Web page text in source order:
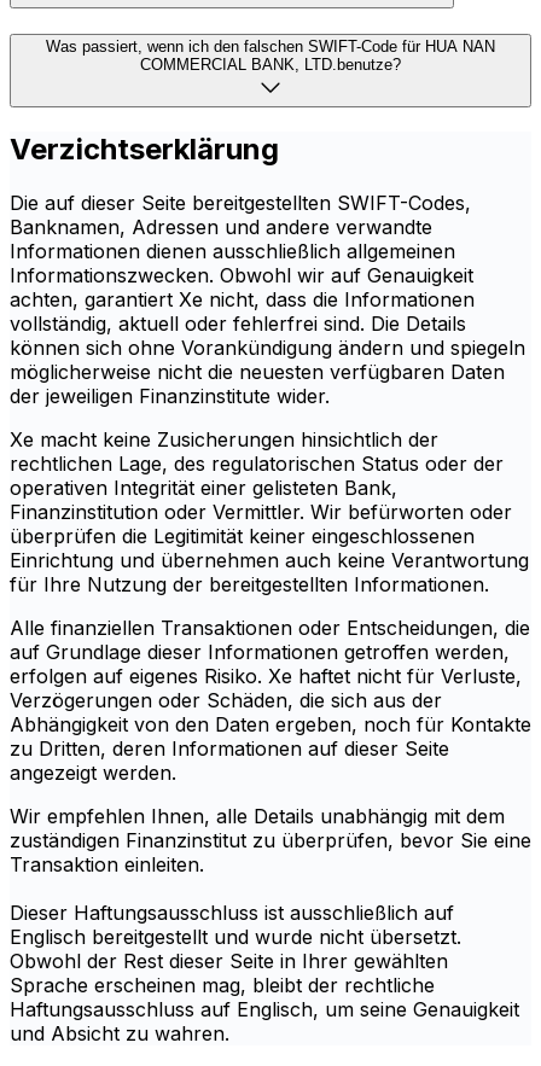
Was passiert, wenn ich den falschen SWIFT-Code für HUA NAN
COMMERCIAL BANK, LTD.benutze?
Verzichtserklärung
Die auf dieser Seite bereitgestellten SWIFT-Codes,
Banknamen, Adressen und andere verwandte
Informationen dienen ausschließlich allgemeinen
Informationszwecken. Obwohl wir auf Genauigkeit
achten, garantiert Xe nicht, dass die Informationen
vollständig, aktuell oder fehlerfrei sind. Die Details
können sich ohne Vorankündigung ändern und spiegeln
möglicherweise nicht die neuesten verfügbaren Daten
der jeweiligen Finanzinstitute wider.
Xe macht keine Zusicherungen hinsichtlich der
rechtlichen Lage, des regulatorischen Status oder der
operativen Integrität einer gelisteten Bank,
Finanzinstitution oder Vermittler. Wir befürworten oder
überprüfen die Legitimität keiner eingeschlossenen
Einrichtung und übernehmen auch keine Verantwortung
für Ihre Nutzung der bereitgestellten Informationen.
Alle finanziellen Transaktionen oder Entscheidungen, die
auf Grundlage dieser Informationen getroffen werden,
erfolgen auf eigenes Risiko. Xe haftet nicht für Verluste,
Verzögerungen oder Schäden, die sich aus der
Abhängigkeit von den Daten ergeben, noch für Kontakte
zu Dritten, deren Informationen auf dieser Seite
angezeigt werden.
Wir empfehlen Ihnen, alle Details unabhängig mit dem
zuständigen Finanzinstitut zu überprüfen, bevor Sie eine
Transaktion einleiten.
Dieser Haftungsausschluss ist ausschließlich auf
Englisch bereitgestellt und wurde nicht übersetzt.
Obwohl der Rest dieser Seite in Ihrer gewählten
Sprache erscheinen mag, bleibt der rechtliche
Haftungsausschluss auf Englisch, um seine Genauigkeit
und Absicht zu wahren.